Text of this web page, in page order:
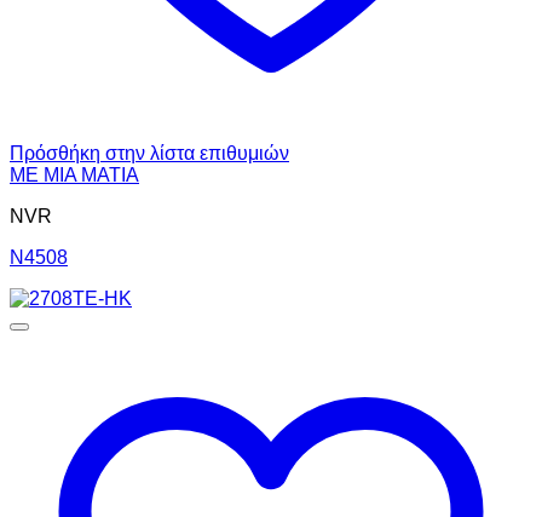
Πρόσθήκη στην λίστα επιθυμιών
ΜΕ ΜΙΑ ΜΑΤΙΑ
NVR
N4508